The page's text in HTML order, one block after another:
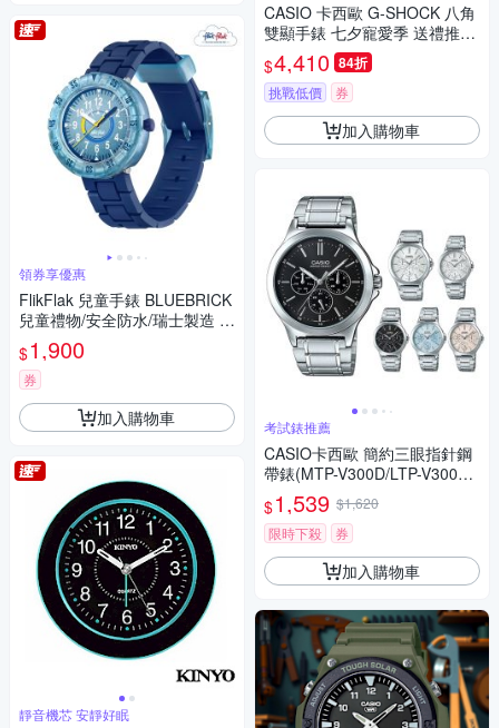
領券享優惠
FlikFlak 兒童手錶 BLUEBRICK
兒童禮物/安全防水/瑞士製造 F
CSP133 FCSP133 (36.7mm)
$1,900
券
加入購物車
靜音機芯 安靜好眠
CASIO 卡西歐 G-SHOCK 八角
雙顯手錶 七夕寵愛季 送禮推薦
GM-2100BB-1A
$4,410 84折
挑戰低價 券
加入購物車
考試錶推薦
CASIO卡西歐 簡約三眼指針鋼
帶錶(MTP-V300D/LTP-V300D)
/ 考試錶
$1,539 $1,620
限時下殺
券
加入購物車